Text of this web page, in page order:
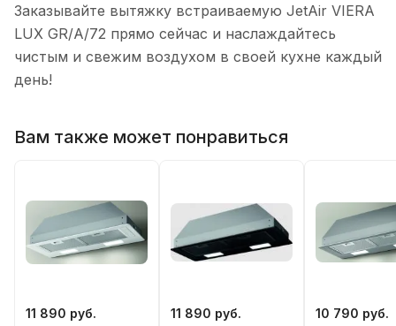
Заказывайте вытяжку встраиваемую JetAir VIERA
LUX GR/A/72 прямо сейчас и наслаждайтесь
чистым и свежим воздухом в своей кухне каждый
день!
Вам также может понравиться
11 890 руб.
11 890 руб.
10 790 руб.